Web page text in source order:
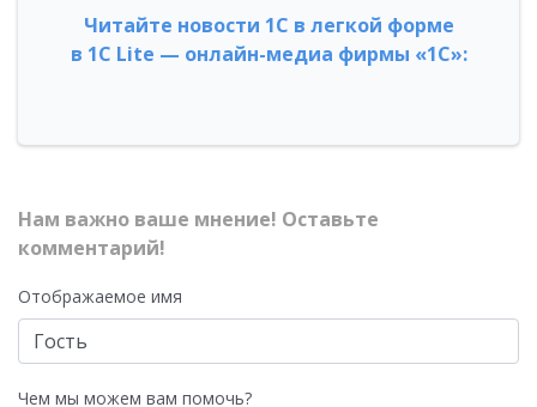
Читайте новости 1С в легкой форме
в 1С Lite — онлайн-медиа фирмы «1С»:
Нам важно ваше мнение! Оставьте
комментарий!
Отображаемое имя
Чем мы можем вам помочь?